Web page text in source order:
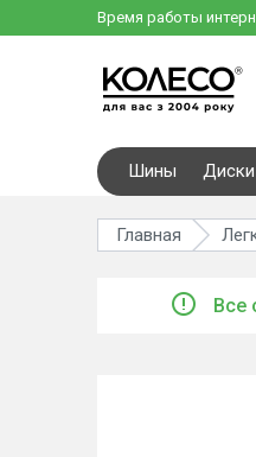
Время работы
Шины Диски
Главная
Все